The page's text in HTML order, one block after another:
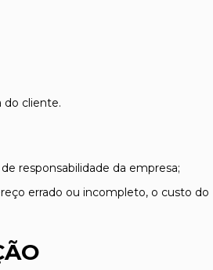
do cliente.
responsabilidade da empresa;
errado ou incompleto, o custo do